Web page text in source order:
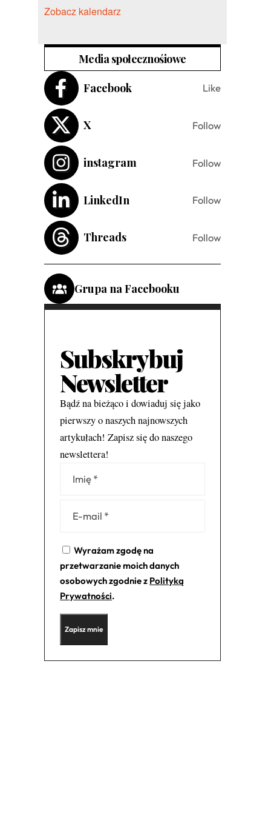
Zobacz kalendarz
Media społecznośiowe
Facebook
Like
X Follow
instagram Follow
LinkedIn Follow
Threads Follow
Grupa na Facebooku
Subskrybuj
Newsletter
Bądź na bieżąco i dowiaduj się jako
pierwszy o naszych najnowszych
artykułach! Zapisz się do naszego
newslettera!
Wyrażam zgodę na
przetwarzanie moich danych
osobowych zgodnie z Polityką
Prywatności.
Alternative: